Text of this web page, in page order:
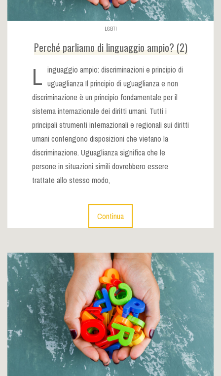
LGBTI
Perché parliamo di linguaggio ampio? (2)
L inguaggio ampio: discriminazioni e principio di
uguaglianza Il principio di uguaglianza e non
discriminazione è un principio fondamentale per il
sistema internazionale dei diritti umani. Tutti i
principali strumenti internazionali e regionali sui diritti
umani contengono disposizioni che vietano la
discriminazione. Uguaglianza significa che le
persone in situazioni simili dovrebbero essere
trattate allo stesso modo,
Continua